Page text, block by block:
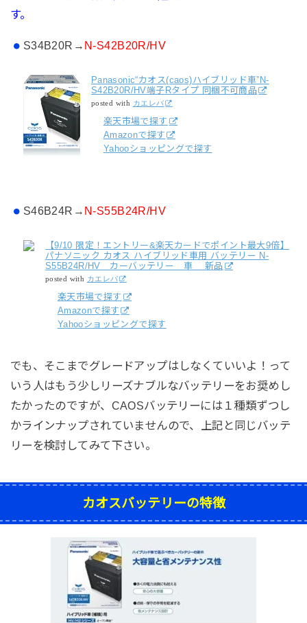
す。
S34B20R→ N-S42B20R/HV
Panasonic“カオス(caos)ハイブリッド車”N-
S42B20R/HV端子Rタイプ 同梱不可商品
posted with カエレバ
楽天市場で探す
Amazonで探す
Yahooショッピングで探す
S46B24R→ N-S55B24R/HV
【9/10 限定！エントリー&楽天カードでポイント最大9倍】
パナソニック カオス ハイブリッド車用 バッテリー N-
S55B24R/HV カーバッテリー 車 新品
posted with カエレバ
楽天市場で探す
Amazonで探す
Yahooショッピングで探す
でも、そこまでグレードアップはしなくていいよ！って
いう人はもう少しリーズナブルなバッテリーをお奨めし
たかったのですが、CAOSバッテリーには１種類ずつし
かラインナップされていませんので、上記と同じバッテ
リーを検討してみて下さい。
カオスバッテリーの特徴